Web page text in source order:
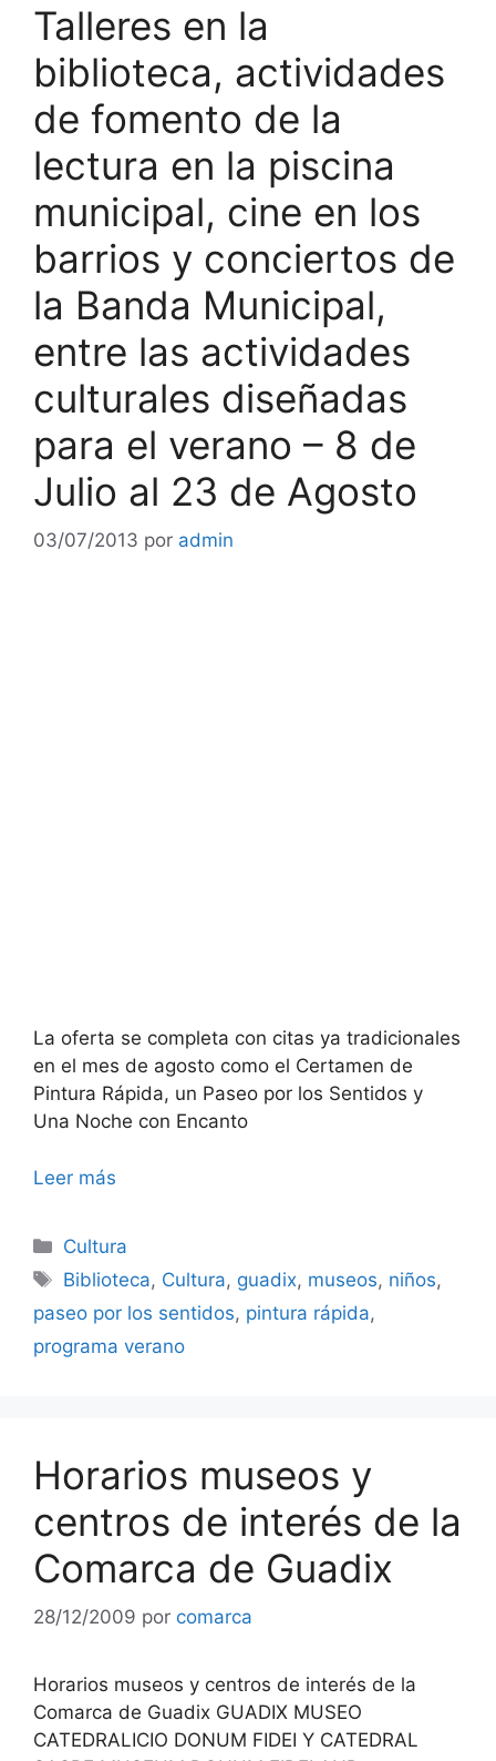
Talleres en la
biblioteca, actividades
de fomento de la
lectura en la piscina
municipal, cine en los
barrios y conciertos de
la Banda Municipal,
entre las actividades
culturales diseñadas
para el verano – 8 de
Julio al 23 de Agosto
03/07/2013 por admin
La oferta se completa con citas ya tradicionales
en el mes de agosto como el Certamen de
Pintura Rápida, un Paseo por los Sentidos y
Una Noche con Encanto
Leer más
Categorías
Cultura
Etiquetas
Biblioteca, Cultura, guadix, museos, niños,
paseo por los sentidos, pintura rápida,
programa verano
Horarios museos y
centros de interés de la
Comarca de Guadix
28/12/2009 por comarca
Horarios museos y centros de interés de la
Comarca de Guadix GUADIX MUSEO
CATEDRALICIO DONUM FIDEI Y CATEDRAL